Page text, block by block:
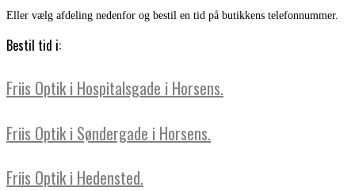
Eller vælg afdeling nedenfor og bestil en tid på butikkens telefonnummer.
Bestil tid i:
Friis Optik i Hospitalsgade i Horsens.
Friis Optik i Søndergade i Horsens.
Friis Optik i Hedensted.